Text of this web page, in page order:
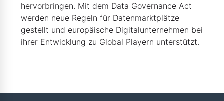
hervorbringen. Mit dem Data Governance Act
werden neue Regeln für Datenmarktplätze
gestellt und europäische Digitalunternehmen bei
ihrer Entwicklung zu Global Playern unterstützt.